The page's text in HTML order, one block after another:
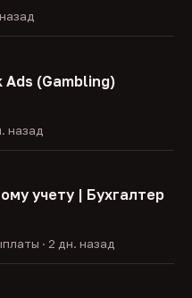
Ads (Gambling)
назад
учету | Бухгалтер
· 2 дн. назад